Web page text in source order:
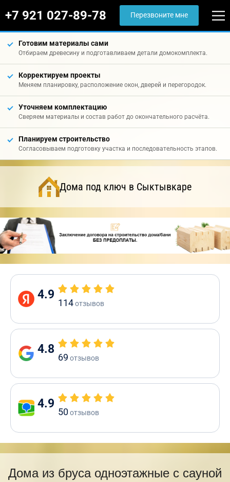
+7 921 027-89-78 Перезвоните мне
Готовим материалы сами
Отбираем древесину и подготавливаем детали домокомплекта.
Корректируем проекты
Меняем планировку, расположение окон, дверей и перегородок.
Уточняем комплектацию
Сверяем материалы и состав работ до окончательного расчёта.
Планируем строительство
Согласовываем подготовку участка и последовательность этапов.
Дома под ключ в Сыктывкаре
4.9
114отзывов
4.8
69 отзывов
4.9
50отзывов
Дома из бруса одноэтажные с сауной